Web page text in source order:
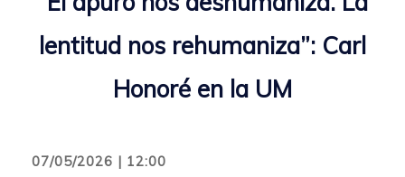
lentitud nos rehumaniza”: Carl
Honoré en la UM
07/05/2026 | 12:00